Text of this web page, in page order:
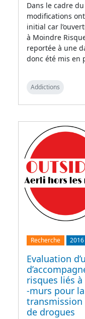
Dans le cadre
modifications
initial car
à Moindre
reportée à une
donc été mis en
Addictions
Recherche 2016
Evaluation
risques liés à
-murs pour
transmission
de drogues